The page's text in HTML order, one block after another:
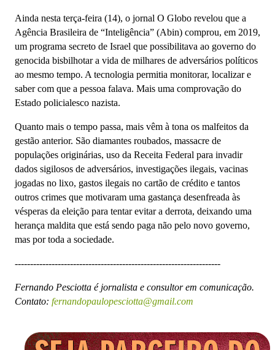
Ainda nesta terça-feira (14), o jornal O Globo revelou que a
Agência Brasileira de “Inteligência” (Abin) comprou, em 2019,
um programa secreto de Israel que possibilitava ao governo do
genocida bisbilhotar a vida de milhares de adversários políticos
ao mesmo tempo. A tecnologia permitia monitorar, localizar e
saber com que a pessoa falava. Mais uma comprovação do
Estado policialesco nazista.
Quanto mais o tempo passa, mais vêm à tona os malfeitos da
gestão anterior. São diamantes roubados, massacre de
populações originárias, uso da Receita Federal para invadir
dados sigilosos de adversários, investigações ilegais, vacinas
jogadas no lixo, gastos ilegais no cartão de crédito e tantos
outros crimes que motivaram uma gastança desenfreada às
vésperas da eleição para tentar evitar a derrota, deixando uma
herança maldita que está sendo paga não pelo novo governo,
mas por toda a sociedade.
-------------------------------------------------------------------
Fernando Pesciotta é jornalista e consultor em comunicação.
Contato: fernandopaulopesciotta@gmail.com